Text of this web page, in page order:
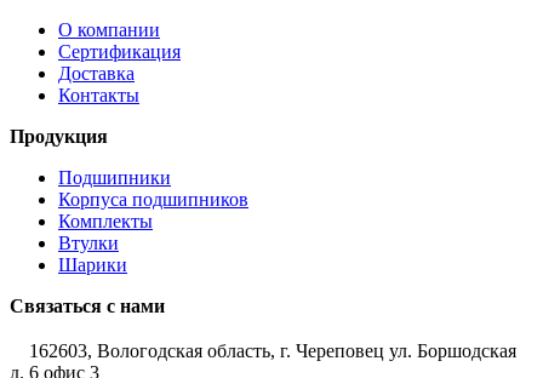
О компании
Сертификация
Доставка
Контакты
Продукция
Подшипники
Корпуса подшипников
Комплекты
Втулки
Шарики
Связаться с нами
162603, Вологодская область, г. Череповец ул. Боршодская
д. 6 офис 3